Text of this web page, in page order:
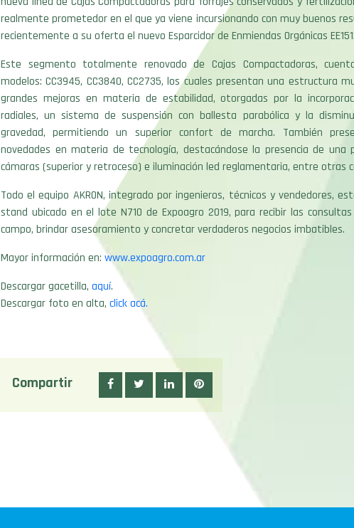
realmente prometedor en el que ya viene incursionando con muy buenos
recientemente a su oferta el nuevo Esparcidor de Enmiendas Orgánicas
Este segmento totalmente renovado de Cajas Compactadoras,
modelos: CC3945, CC3840, CC2735, los cuales presentan una estructura
grandes mejoras en materia de estabilidad, otorgadas por la
radiales, un sistema de suspensión con ballesta parabólica y la
gravedad, permitiendo un superior confort de marcha. También
novedades en materia de tecnología, destacándose la presencia de una
cámaras (superior y retroceso) e iluminación led reglamentaria, entre otras
Todo el equipo AKRON, integrado por ingenieros, técnicos y vendedores,
stand ubicado en el lote N710 de Expoagro 2019, para recibir las
campo, brindar asesoramiento y concretar verdaderos negocios imbatibles.
Mayor información en: www.expoagro.com.ar
Descargar gacetilla, aquí.
Descargar foto en alta, click acá.
Compartir